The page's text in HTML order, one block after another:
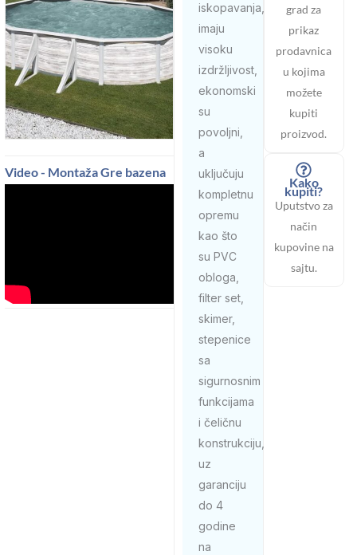
Video - Montaža Gre bazena
iskopavanja,
imaju
visoku
izdržljivost,
ekonomski
su
povoljni,
a
uključuju
kompletnu
opremu
kao što
su PVC
obloga,
filter set,
skimer,
stepenice
sa
sigurnosnim
funkcijama
i čeličnu
konstrukciju,
uz
garanciju
do 4
godine
na
grad za
prikaz
prodavnica
u kojima
možete
kupiti
proizvod.
Kako
kupiti?
Uputstvo za
način
kupovine na
sajtu.